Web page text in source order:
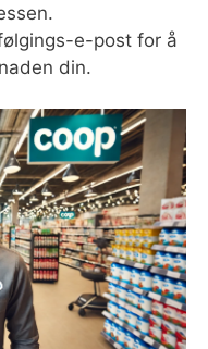
e-post for å
din.